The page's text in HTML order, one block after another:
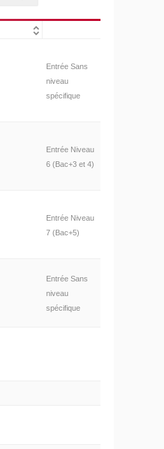
Entrée Sans
niveau
spécifique
Entrée Niveau
6 (Bac+3 et 4)
Entrée Niveau
7 (Bac+5)
Entrée Sans
niveau
spécifique